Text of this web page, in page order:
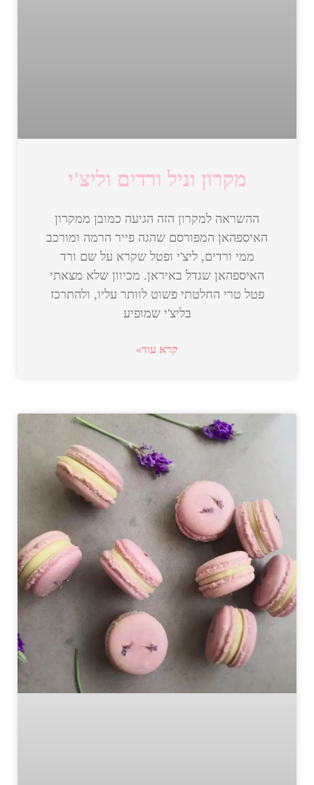
מקרון וניל ורדים וליצ'י
ההשראה למקרון הזה הגיעה כמובן ממקרון
האיספהאן המפורסם שהגה פייר הרמה ומורכב
ממי ורדים, ליצ'י ופטל שקרא על שם ורד
האיספהאן שגדל באיראן. מכיוון שלא מצאתי
פטל טרי החלטתי פשוט לוותר עליו, ולהתרכז
בליצ'י שמופיע
קרא עוד»